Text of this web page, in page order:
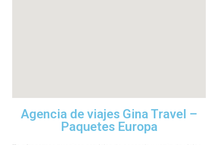
Agencia de viajes Gina Travel –
Paquetes Europa